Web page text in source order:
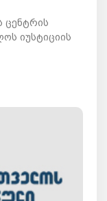
ცენტრის
იუსტიციის